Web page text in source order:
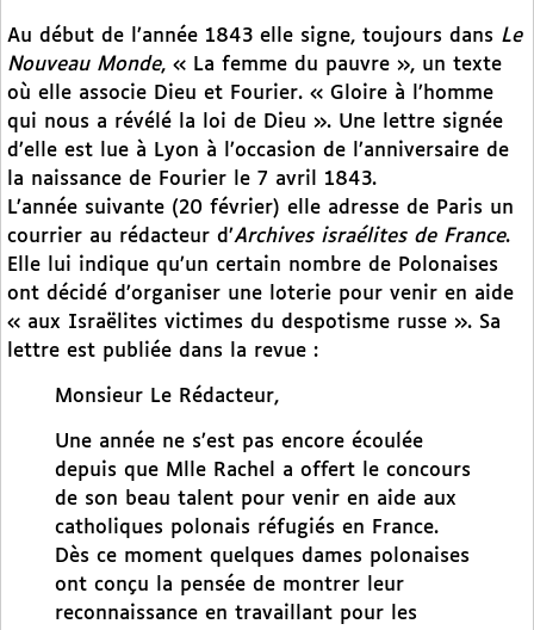
Au début de l’année 1843 elle signe, toujours dans Le
Nouveau Monde, « La femme du pauvre », un texte
où elle associe Dieu et Fourier. « Gloire à l’homme
qui nous a révélé la loi de Dieu ». Une lettre signée
d’elle est lue à Lyon à l’occasion de l’anniversaire de
la naissance de Fourier le 7 avril 1843.
L’année suivante (20 février) elle adresse de Paris un
courrier au rédacteur d’Archives israélites de France.
Elle lui indique qu’un certain nombre de Polonaises
ont décidé d’organiser une loterie pour venir en aide
« aux Israëlites victimes du despotisme russe ». Sa
lettre est publiée dans la revue :
Monsieur Le Rédacteur,
Une année ne s’est pas encore écoulée
depuis que Mlle Rachel a offert le concours
de son beau talent pour venir en aide aux
catholiques polonais réfugiés en France.
Dès ce moment quelques dames polonaises
ont conçu la pensée de montrer leur
reconnaissance en travaillant pour les